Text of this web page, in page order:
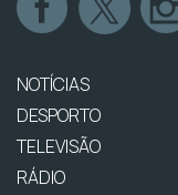
NOTÍCIAS
DESPORTO
TELEVISÃO
RÁDIO